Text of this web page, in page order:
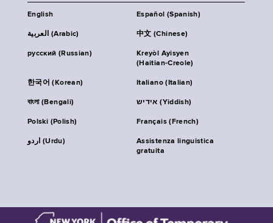
English Español (Spanish)
العربية (Arabic) 中文 (Chinese)
русский (Russian)
Kreyòl Ayisyen
(Haitian-Creole)
한국어 (Korean) Italiano (Italian)
বাংলা (Bengali) אידיש (Yiddish)
Polski (Polish) Français (French)
اردو (Urdu)
Assistenza linguistica
gratuita